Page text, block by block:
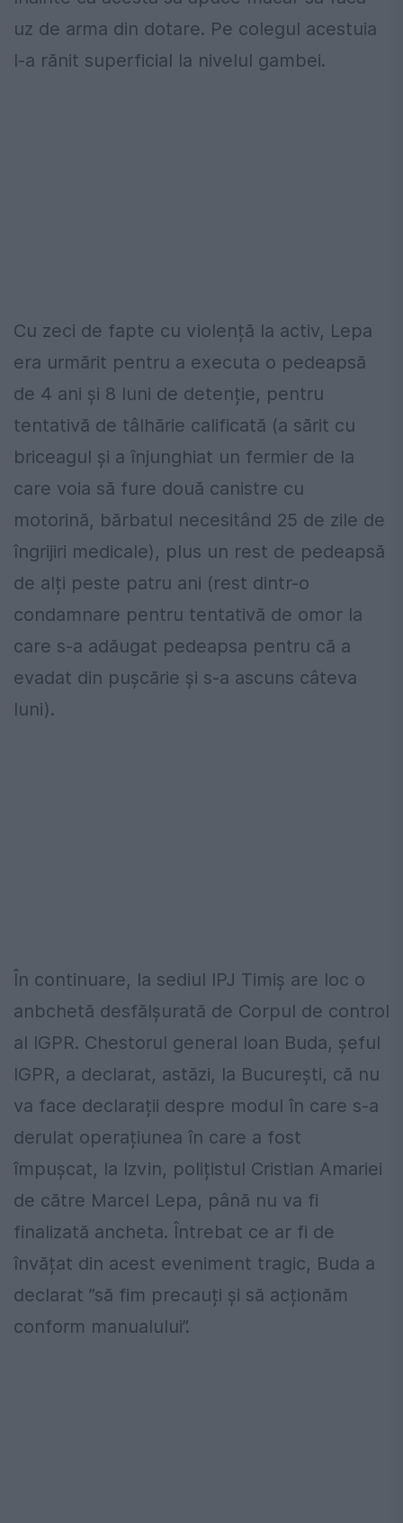
uz de arma din dotare. Pe colegul acestuia
l-a rănit superficial la nivelul gambei.
Cu zeci de fapte cu violență la activ, Lepa
era urmărit pentru a executa o pedeapsă
de 4 ani și 8 luni de detenție, pentru
tentativă de tâlhărie calificată (a sărit cu
briceagul și a înjunghiat un fermier de la
care voia să fure două canistre cu
motorină, bărbatul necesitând 25 de zile de
îngrijiri medicale), plus un rest de pedeapsă
de alți peste patru ani (rest dintr-o
condamnare pentru tentativă de omor la
care s-a adăugat pedeapsa pentru că a
evadat din pușcărie și s-a ascuns câteva
luni).
În continuare, la sediul IPJ Timiș are loc o
anbchetă desfălșurată de Corpul de control
al IGPR. Chestorul general Ioan Buda, șeful
IGPR, a declarat, astăzi, la București, că nu
va face declarații despre modul în care s-a
derulat operațiunea în care a fost
împușcat, la Izvin, polițistul Cristian Amariei
de către Marcel Lepa, până nu va fi
finalizată ancheta. Întrebat ce ar fi de
învățat din acest eveniment tragic, Buda a
declarat ”să fim precauți și să acționăm
conform manualului”.